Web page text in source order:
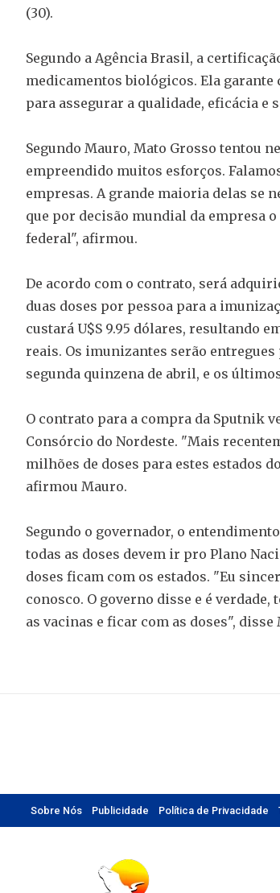
(30).
Segundo a Agência Brasil, a
medicamentos biológicos. Ela garante
para assegurar a qualidade, eficácia e
Segundo Mauro, Mato Grosso tentou
empreendido muitos esforços.
empresas. A grande maioria delas se
que por decisão mundial da empresa
federal", afirmou.
De acordo com o contrato, será
duas doses por pessoa para a
custará U$S 9.95 dólares, resultando
reais. Os imunizantes serão
segunda quinzena de abril, e os
O contrato para a compra da Sputnik
Consórcio do Nordeste. "Mais
milhões de doses para estes estados
afirmou Mauro.
Segundo o governador, o
todas as doses devem ir pro Plano
doses ficam com os estados. "Eu
conosco. O governo disse e é
as vacinas e ficar com as doses",
Sobre Nós Publicidade Política de Privacidade